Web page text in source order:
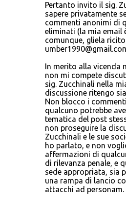
Pertanto invito il sig.
sapere privatamente
commenti anonimi di
eliminati (la mia email
comunque, gliela
In merito alla vicenda
non mi compete
sig. Zucchinali nella
discussione ritengo
Non blocco i
qualcuno potrebbe
tematica del post
non proseguire la
Zucchinali e le sue
ho parlato, e non
affermazioni di
di rilevanza penale, e
sede appropriata, sia
una rampa di lancio
attacchi ad personam.